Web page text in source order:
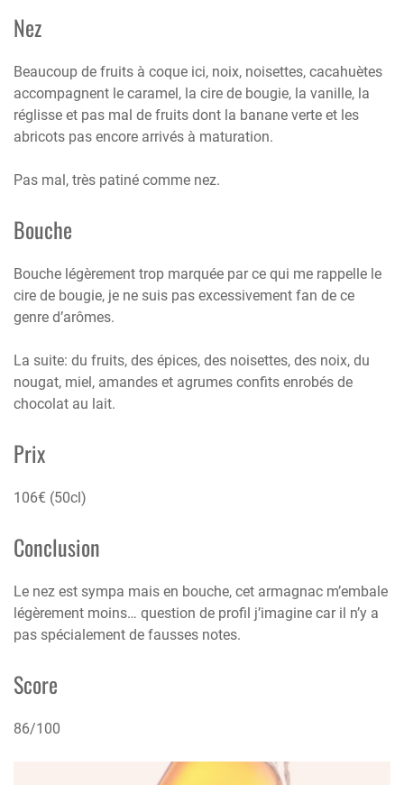
Nez
Beaucoup de fruits à coque ici, noix, noisettes, cacahuètes
accompagnent le caramel, la cire de bougie, la vanille, la
réglisse et pas mal de fruits dont la banane verte et les
abricots pas encore arrivés à maturation.
Pas mal, très patiné comme nez.
Bouche
Bouche légèrement trop marquée par ce qui me rappelle le
cire de bougie, je ne suis pas excessivement fan de ce
genre d’arômes.
La suite: du fruits, des épices, des noisettes, des noix, du
nougat, miel, amandes et agrumes confits enrobés de
chocolat au lait.
Prix
106€ (50cl)
Conclusion
Le nez est sympa mais en bouche, cet armagnac m’embale
légèrement moins… question de profil j’imagine car il n’y a
pas spécialement de fausses notes.
Score
86/100